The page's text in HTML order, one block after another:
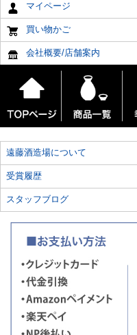
マイページ
買い物かご
会社概要/店舗案内
遠藤酒造場について
受賞履歴
スタッフブログ